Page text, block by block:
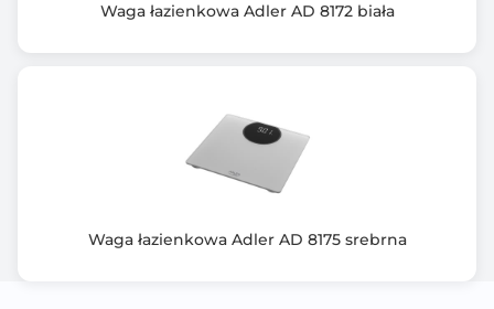
Waga łazienkowa Adler AD 8172 biała
Waga łazienkowa Adler AD 8175 srebrna